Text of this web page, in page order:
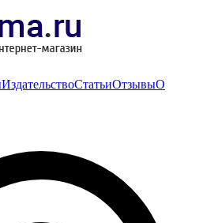
ИздательствоСтатьиОтзывыО